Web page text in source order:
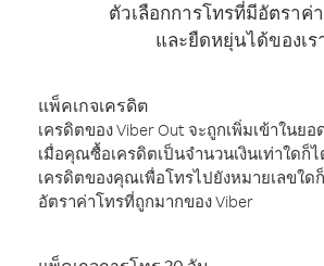
ตัวเลือกการโทรที่มีอัตราค่
และยืดหยุ่นได้ของเร
แพ็คเกจเครดิต
เครดิตของ Viber Out จะถูกเพิ่มเข้าในย
เมื่อคุณซื้อเครดิตเป็นจำนวนเงินเท่าใดก็
เครดิตของคุณเพื่อโทรไปยังหมายเลขใด
อัตราค่าโทรที่ถูกมากของ Viber